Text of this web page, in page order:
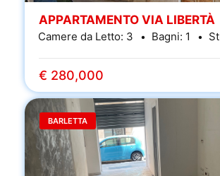
APPARTAMENTO VIA LIBERTÀ
Camere da Letto: 3 Bagni: 1 Stanze:
€ 280,000
BARLETTA